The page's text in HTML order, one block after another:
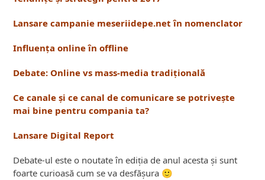
Lansare campanie meseriidepe.net în nomenclator
Influența online în offline
Debate: Online vs mass-media tradițională
Ce canale și ce canal de comunicare se potrivește
mai bine pentru compania ta?
Lansare Digital Report
Debate-ul este o noutate în ediția de anul acesta și sunt
foarte curioasă cum se va desfășura 🙂